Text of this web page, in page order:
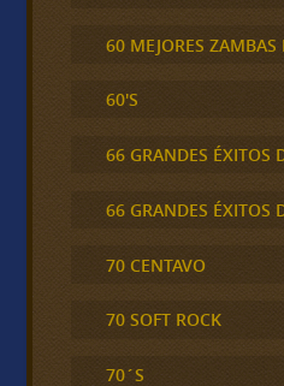
60 MEJORES
60'S
66 GRANDES ÉXITOS
66 GRANDES ÉXITOS
70 CENTAVO
70 SOFT ROCK
70´S